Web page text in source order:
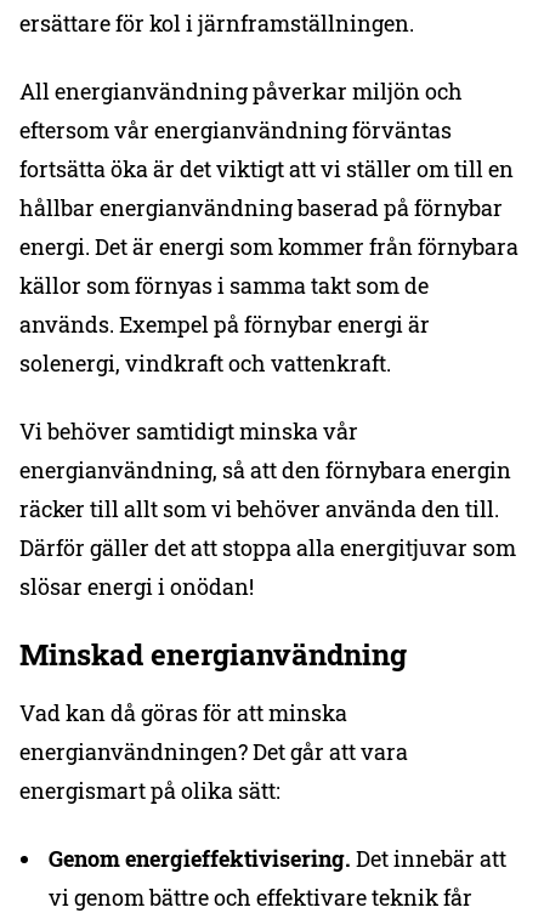
ersättare för kol i järnframställningen.
All energianvändning påverkar miljön och
eftersom vår energianvändning förväntas
fortsätta öka är det viktigt att vi ställer om till en
hållbar energianvändning baserad på förnybar
energi. Det är energi som kommer från förnybara
källor som förnyas i samma takt som de
används. Exempel på förnybar energi är
solenergi, vindkraft och vattenkraft.
Vi behöver samtidigt minska vår
energianvändning, så att den förnybara energin
räcker till allt som vi behöver använda den till.
Därför gäller det att stoppa alla energitjuvar som
slösar energi i onödan!
Minskad energianvändning
Vad kan då göras för att minska
energianvändningen? Det går att vara
energismart på olika sätt:
Genom energieffektivisering. Det innebär att
vi genom bättre och effektivare teknik får